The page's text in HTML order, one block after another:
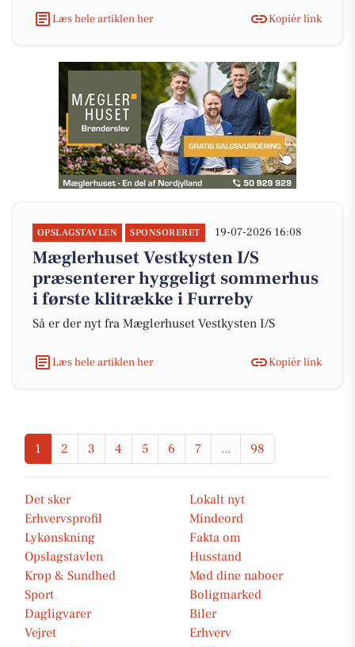
Læs hele artiklen her Kopiér link
OPSLAGSTAVLEN SPONSORERET 19-07-2026 16:08
Mæglerhuset Vestkysten I/S
præsenterer hyggeligt sommerhus
i første klitrække i Furreby
Så er der nyt fra Mæglerhuset Vestkysten I/S
Læs hele artiklen her Kopiér link
1 2 3 4 5 6 7 ... 98
Det sker
Lokalt nyt
Erhvervsprofil
Mindeord
Lykønskning
Fakta om
Opslagstavlen
Husstand
Krop & Sundhed
Mød dine naboer
Sport
Boligmarked
Dagligvarer
Biler
Vejret
Erhverv